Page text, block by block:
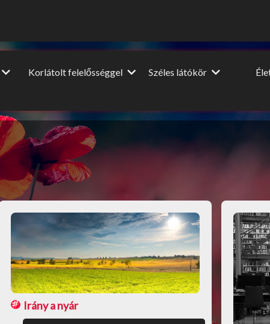
Korlátolt felelősséggel
Beszéljünk másról
DIY
Széles látókör
NagyUtazó
Ünnepek
A
Irány a nyár